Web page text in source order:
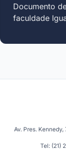
Documento
faculdade
Av. Pres.
Tel: (21)